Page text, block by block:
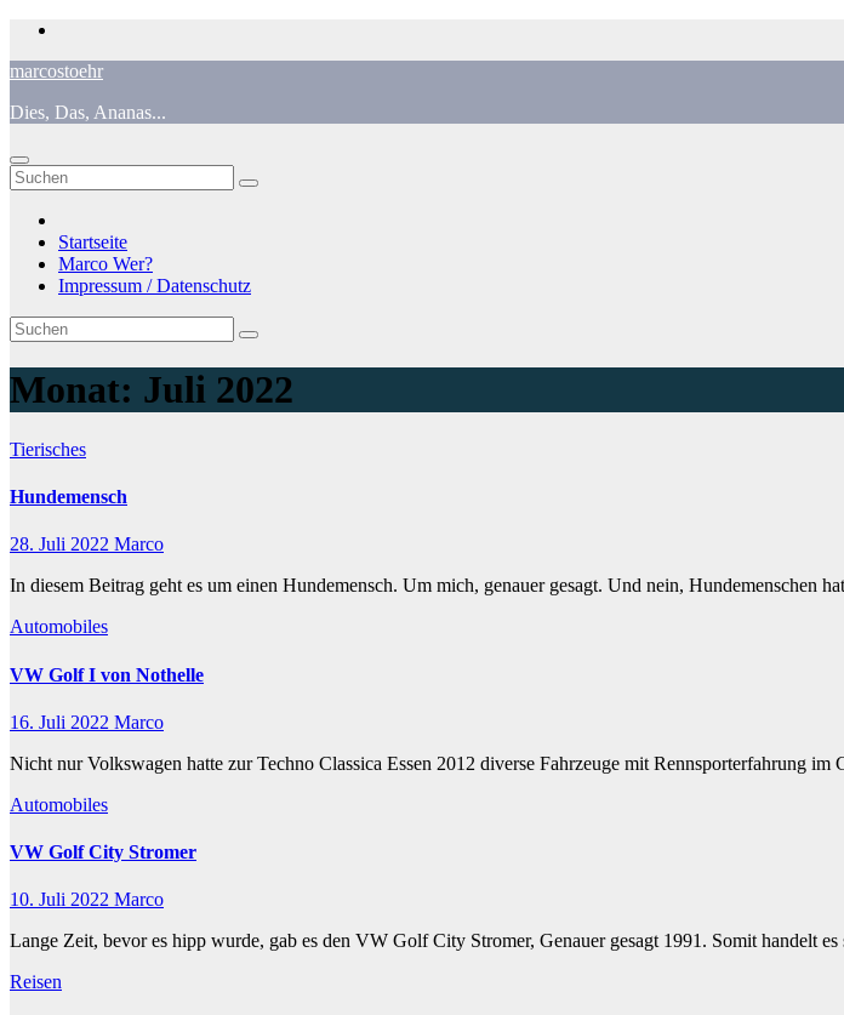
Zum
springen
marcostoehr
Dies, Das, Ananas...
Startseite
Marco Wer?
Impressum / Datenschutz
Monat: Juli 2022
Tierisches
Hundemensch
28. Juli 2022 Marco
In diesem Beitrag geht es um einen Hundemensch. Um mich, genauer gesagt. Und nein,
Automobiles
VW Golf I von Nothelle
16. Juli 2022 Marco
Nicht nur Volkswagen hatte zur Techno Classica Essen 2012 diverse Fahrzeuge mit Rennsporterfahrung
Automobiles
VW Golf City Stromer
10. Juli 2022 Marco
Lange Zeit, bevor es hipp wurde, gab es den VW Golf City Stromer, Genauer gesagt 1991. Somit handelt
Reisen